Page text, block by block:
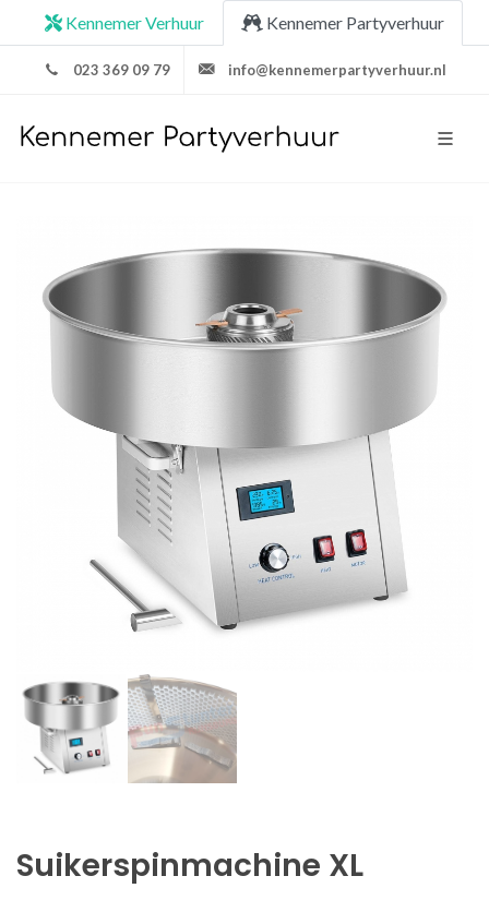
Kennemer Verhuur Kennemer Partyverhuur
023 369 09 79 info@kennemerpartyverhuur.nl
Suikerspinmachine XL